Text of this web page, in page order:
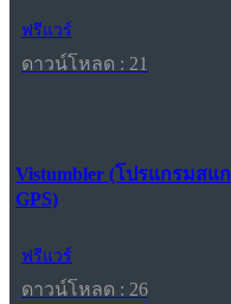
ฟรีแวร์
ดาวน์โหลด : 21
Vistumbler (โปรแกรมสแ
GPS)
ฟรีแวร์
ดาวน์โหลด : 26